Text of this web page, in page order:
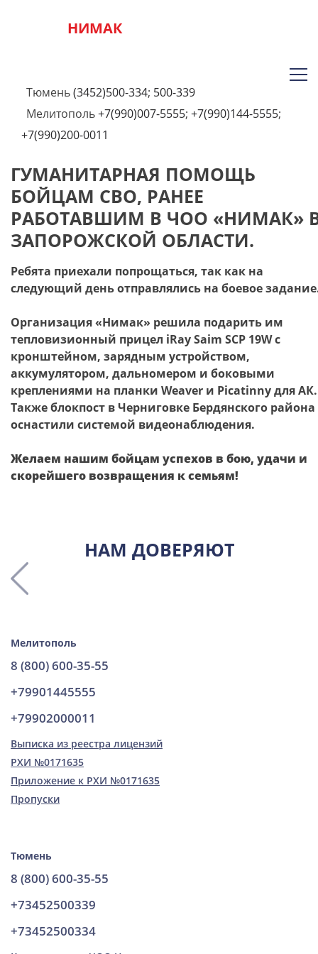
НИМАК
Тюмень(3452)500-334; 500-339
Мелитополь+7(990)007-5555; +7(990)144-5555;
+7(990)200-0011
ГУМАНИТАРНАЯ ПОМОЩЬ
БОЙЦАМ СВО, РАНЕЕ
РАБОТАВШИМ В ЧОО «НИМАК»
ЗАПОРОЖСКОЙ ОБЛАСТИ.
Ребята приехали попрощаться, так как на
следующий день отправлялись на боевое
Организация «Нимак» решила подарить им
тепловизионный прицел iRay Saim SCP 19W с
кронштейном, зарядным устройством,
аккумулятором, дальномером и боковыми
креплениями на планки Weaver и Picatinny для АК.
Также блокпост в Черниговке Бердянского района
оснастили системой видеонаблюдения.
Желаем нашим бойцам успехов в бою, удачи и
скорейшего возвращения к семьям!
НАМ ДОВЕРЯЮТ
Мелитополь
8 (800) 600-35-55
+79901445555
+79902000011
Выписка из реестра лицензий
РХИ №0171635
Приложение к РХИ №0171635
Пропуски
Тюмень
8 (800) 600-35-55
+73452500339
+73452500334